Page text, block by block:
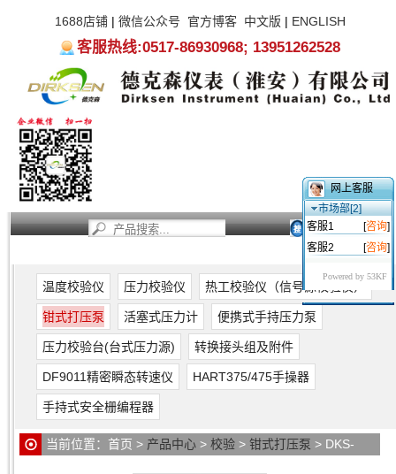
1688店铺| 微信公众号 官方博客 中文版 | ENGLISH
客服热线:0517-86930968; 13951262528
温度校验仪 压力校验仪 热工校验仪（信号源校验仪）
钳式打压泵 活塞式压力计 便携式手持压力泵
压力校验台(台式压力源) 转换接头组及附件
DF9011精密瞬态转速仪 HART375/475手操器
手持式安全栅编程器
当前位置： 首页 > 产品中心 > 校验 > 钳式打压泵 > DKS-
网上客服
市场部[2]
客服1
[咨询]
客服2
[咨询]
Powered by 53KF